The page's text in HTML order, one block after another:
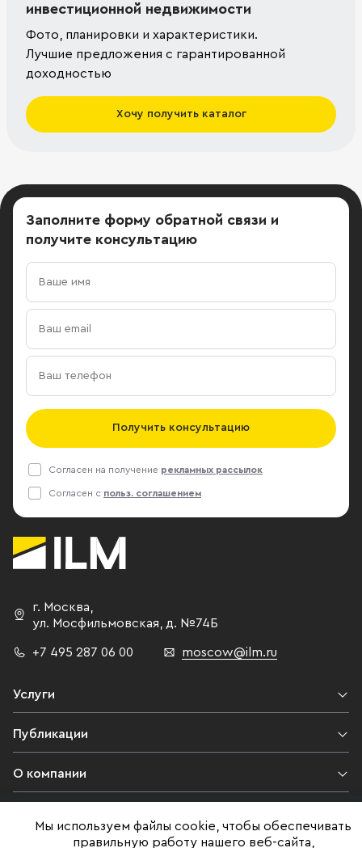
инвестиционной недвижимости
Фото, планировки и характеристики.
Лучшие предложения с гарантированной
доходностью
Хочу получить каталог
Заполните форму обратной связи и
получите консультацию
Получить консультацию
Согласен на получение рекламных рассылок
Согласен с польз. соглашением
г. Москва
ул. Мосфильмовская,
д. №74Б
+7 495 287 06 00 moscow@ilm.ru
Услуги
Публикации
О компании
Мы используем файлы cookie, чтобы обеспечивать
правильную работу нашего веб-сайта,